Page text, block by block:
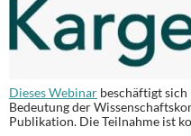
Dieses Webinar beschäftigt sich
Bedeutung der
Publikation. Die Teilnahme ist